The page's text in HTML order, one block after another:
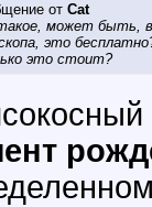
от Cat
может быть,
это
это стоит?